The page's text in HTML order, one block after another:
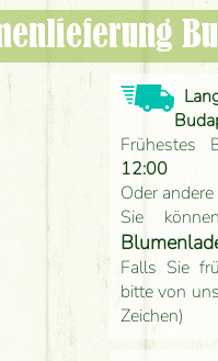
Frühestes
12:00
Oder
Sie
Falls Sie
bitte von
Zeichen)